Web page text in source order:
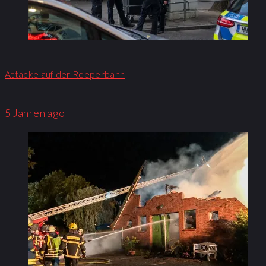
Attacke auf der Reeperbahn
5 Jahren ago